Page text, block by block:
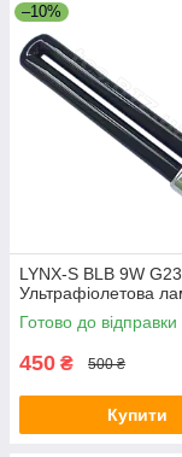
–10%
LYNX-S BLB 9W
Ультрафіолетова
Готово до відправки
450 ₴ 500 ₴
Купити